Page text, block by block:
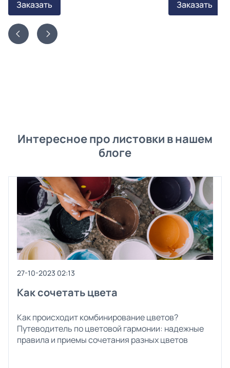
Заказать Заказать
Интересное про листовки в нашем
блоге
27-10-2023 02:13
Как сочетать цвета
Как происходит комбинирование цветов?
Путеводитель по цветовой гармонии: надежные
правила и приемы сочетания разных цветов